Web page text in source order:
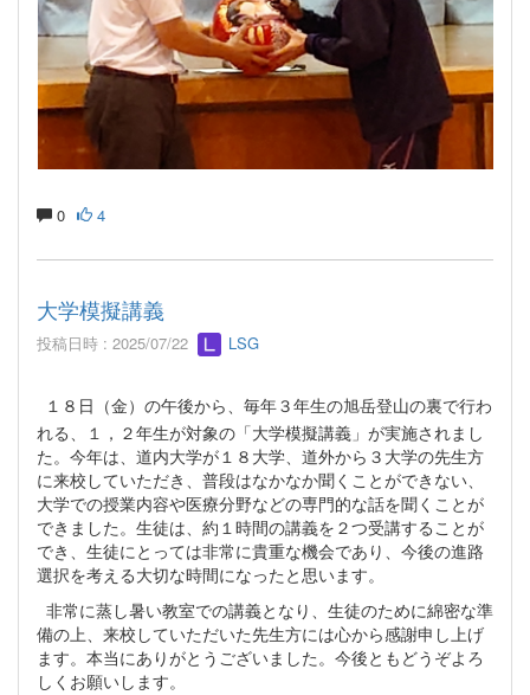
0 4
大学模擬講義
投稿日時 : 2025/07/22 LSG
１８日（金）の午後から、毎年３年生の旭岳登山の裏で行わ
れる、１，２年生が対象の「大学模擬講義」が実施されまし
た。今年は、道内大学が１８大学、道外から３大学の先生方
に来校していただき、普段はなかなか聞くことができない、
大学での授業内容や医療分野などの専門的な話を聞くことが
できました。生徒は、約１時間の講義を２つ受講することが
でき、生徒にとっては非常に貴重な機会であり、今後の進路
選択を考える大切な時間になったと思います。
非常に蒸し暑い教室での講義となり、生徒のために綿密な準
備の上、来校していただいた先生方には心から感謝申し上げ
ます。本当にありがとうございました。今後ともどうぞよろ
しくお願いします。